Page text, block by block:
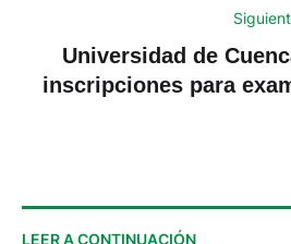
Universidad de
inscripciones para
LEER A CONTINUACIÓN